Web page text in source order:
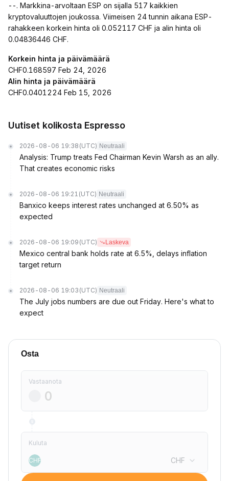
--. Markkina-arvoltaan ESP on sijalla 517 kaikkien
kryptovaluuttojen joukossa. Viimeisen 24 tunnin aikana ESP-
rahakkeen korkein hinta oli 0.052117 CHF ja alin hinta oli
0.04836446 CHF.
Korkein hinta ja päivämäärä
CHF0.168597 Feb 24, 2026
Alin hinta ja päivämäärä
CHF0.0401224 Feb 15, 2026
Uutiset kolikosta Espresso
2026-08-06 19:38 (UTC) Neutraali
Analysis: Trump treats Fed Chairman Kevin Warsh as an ally.
That creates economic risks
2026-08-06 19:21 (UTC) Neutraali
Banxico keeps interest rates unchanged at 6.50% as
expected
2026-08-06 19:09 (UTC) Laskeva
Mexico central bank holds rate at 6.5%, delays inflation
target return
2026-08-06 19:03 (UTC) Neutraali
The July jobs numbers are due out Friday. Here's what to
expect
Osta
Vastaanota
Kuluta
CHF CHF